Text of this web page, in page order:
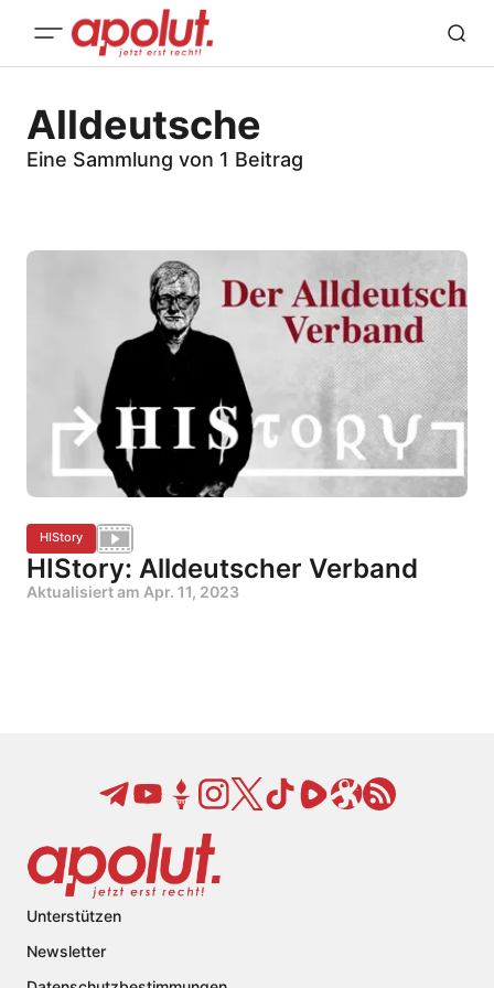
Alldeutsche
Eine Sammlung von 1 Beitrag
HIStory
HIStory: Alldeutscher Verband
Aktualisiert am Apr. 11, 2023
Unterstützen
Newsletter